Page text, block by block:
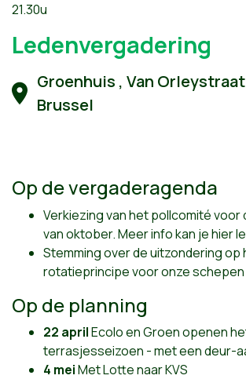
21.30u
Ledenvergadering
Groenhuis , Van Orleystraat
Brussel
Op de vergaderagenda
Verkiezing van het pollcomité voor
van oktober. Meer info kan jehier
Stemming over de uitzondering op
rotatieprincipe voor onze schepen
Op de planning
22 aprilEcolo en Groen openen
terrasjesseizoen - met een deur-
4 meiMet Lotte naar KVS